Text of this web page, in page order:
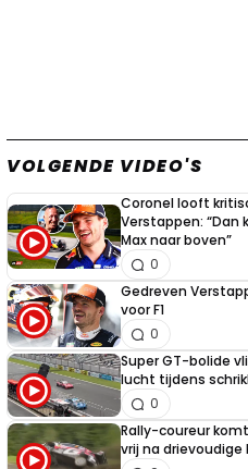
VOLGENDE VIDEO'S
Coronel looft
Verstappen: “Dan
Max naar boven”
0
Gedreven
voor F1
0
Super GT-bolide
lucht tijdens
0
Rally-coureur
vrij na drievoudige